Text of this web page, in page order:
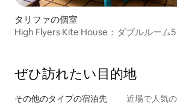
タリファの個室
High Flyers Kite House：ダブルルーム5
ぜひ訪⁠れ⁠た⁠い目⁠的⁠地
その他のタ⁠イ⁠プ⁠の宿⁠泊⁠先 近場で人気